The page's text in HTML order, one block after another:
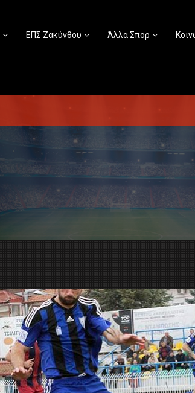
ΕΠΣ Ζακύνθου Άλλα Σπορ